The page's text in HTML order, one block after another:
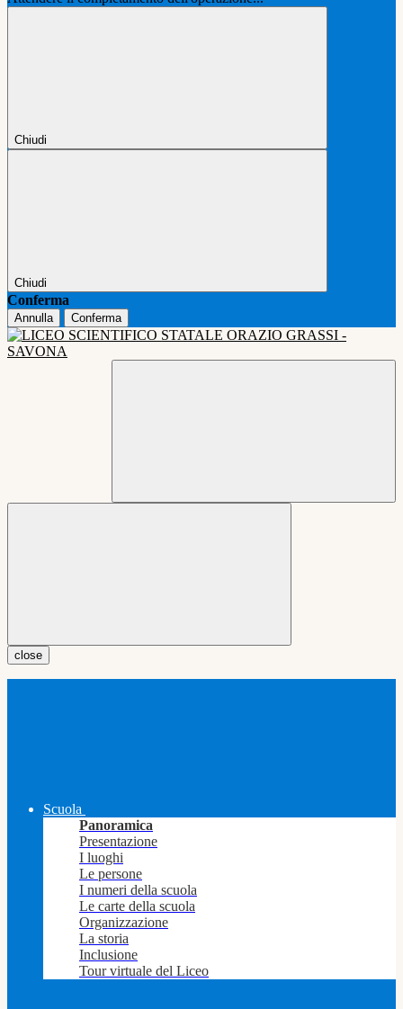
Chiudi
Chiudi
Conferma
Annulla Conferma
close
Scuola
Panoramica
Presentazione
I luoghi
Le persone
I numeri della scuola
Le carte della scuola
Organizzazione
La storia
Inclusione
Tour virtuale del Liceo